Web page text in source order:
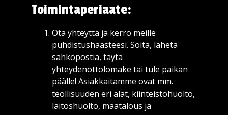
Toimintaperiaate:
Ota yhteyttä ja kerro meille
puhdistushaasteesi. Soita, lähetä
sähköpostia, täytä
yhteydenottolomake tai tule paikan
päälle! Asiakkaitamme ovat mm.
teollisuuden eri alat, kiinteistöhuolto,
laitoshuolto, maatalous ja